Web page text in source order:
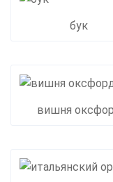
бук
вишня